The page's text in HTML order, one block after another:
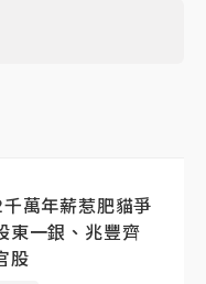
萬年薪惹肥貓爭
一銀、兆豐齊
股